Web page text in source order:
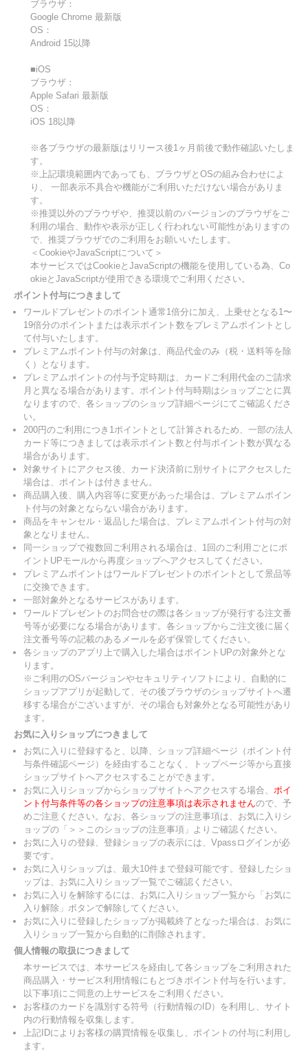
ブラウザ：
Google Chrome 最新版
OS：
Android 15以降
■iOS
ブラウザ：
Apple Safari 最新版
OS：
iOS 18以降
※各ブラウザの最新版はリリース後1ヶ月前後で動作確認いたしま
す。
※上記環境範囲内であっても、ブラウザとOSの組み合わせによ
り、 一部表示不具合や機能がご利用いただけない場合がありま
す。
※推奨以外のブラウザや、推奨以前のバージョンのブラウザをご
利用の場合、動作や表示が正しく行われない可能性がありますの
で、推奨ブラウザでのご利用をお願いいたします。
＜CookieやJavaScriptについて＞
本サービスではCookieとJavaScriptの機能を使用している為、Co
okieとJavaScriptが使用できる環境でご利用ください。
ポイント付与につきまして
ワールドプレゼントのポイント通常1倍分に加え、上乗せとなる1〜
19倍分のポイントまたは表示ポイント数をプレミアムポイントとし
て付与いたします。
プレミアムポイント付与の対象は、商品代金のみ（税・送料等を除
く）となります。
プレミアムポイントの付与予定時期は、カードご利用代金のご請求
月と異なる場合があります。ポイント付与時期はショップごとに異
なりますので、各ショップのショップ詳細ページにてご確認くださ
い。
200円のご利用につき1ポイントとして計算されるため、一部の法人
カード等につきましては表示ポイント数と付与ポイント数が異なる
場合があります。
対象サイトにアクセス後、カード決済前に別サイトにアクセスした
場合は、ポイントは付きません。
商品購入後、購入内容等に変更があった場合は、プレミアムポイン
ト付与の対象とならない場合があります。
商品をキャンセル・返品した場合は、プレミアムポイント付与の対
象となりません。
同一ショップで複数回ご利用される場合は、1回のご利用ごとにポ
イントUPモールから再度ショップへアクセスしてください。
プレミアムポイントはワールドプレゼントのポイントとして景品等
に交換できます。
一部対象外となるサービスがあります。
ワールドプレゼントのお問合せの際は各ショップが発行する注文番
号等が必要になる場合があります。各ショップからご注文後に届く
注文番号等の記載のあるメールを必ず保管してください。
各ショップのアプリ上で購入した場合はポイントUPの対象外とな
ります。
※ご利用のOSバージョンやセキュリティソフトにより、自動的に
ショップアプリが起動して、その後ブラウザのショップサイトへ遷
移する場合がございますが、その場合も対象外となる可能性があり
ます。
お気に入りショップにつきまして
お気に入りに登録すると、以降、ショップ詳細ページ（ポイント付
与条件確認ページ）を経由することなく、トップページ等から直接
ショップサイトへアクセスすることができます。
お気に入りショップからショップサイトへアクセスする場合、 ポイ
ント付与条件等の各ショップの注意事項は表示されませんので、予
めご注意ください。なお、各ショップの注意事項は、お気に入りシ
ョップの「＞＞このショップの注意事項」よりご確認ください。
お気に入りの登録、登録ショップの表示には、Vpassログインが必
要です。
お気に入りショップは、最大10件まで登録可能です。登録したショ
ップは、お気に入りショップ一覧でご確認ください。
お気に入りを解除するには、お気に入りショップ一覧から「お気に
入り解除」ボタンで解除してください。
お気に入りに登録したショップが掲載終了となった場合は、お気に
入りショップ一覧から自動的に削除されます。
個人情報の取扱につきまして
本サービスでは、本サービスを経由して各ショップをご利用された
商品購入・サービス利用情報にもとづきポイント付与を行います。
以下事項にご同意の上サービスをご利用ください。
お客様のカードを識別する符号（行動情報のID）を利用し、サイト
内の行動情報を収集します。
上記IDによりお客様の購買情報を収集し、ポイントの付与に利用し
ます。